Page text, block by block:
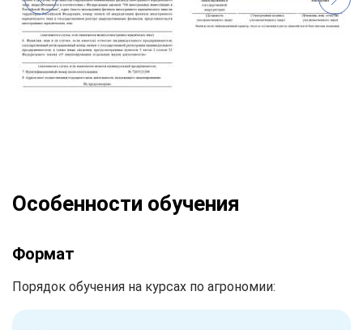
Особенности обучения
Формат
Порядок обучения на курсах по агрономии: